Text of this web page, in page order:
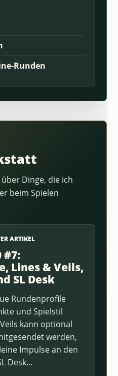
Runden
Dinge, die ich
beim Spielen
ARTIKEL
#7:
Lines & Veils,
SL Desk
Rundenprofile
und Spielstil
kann optional
werden,
Impulse an den
Desk...